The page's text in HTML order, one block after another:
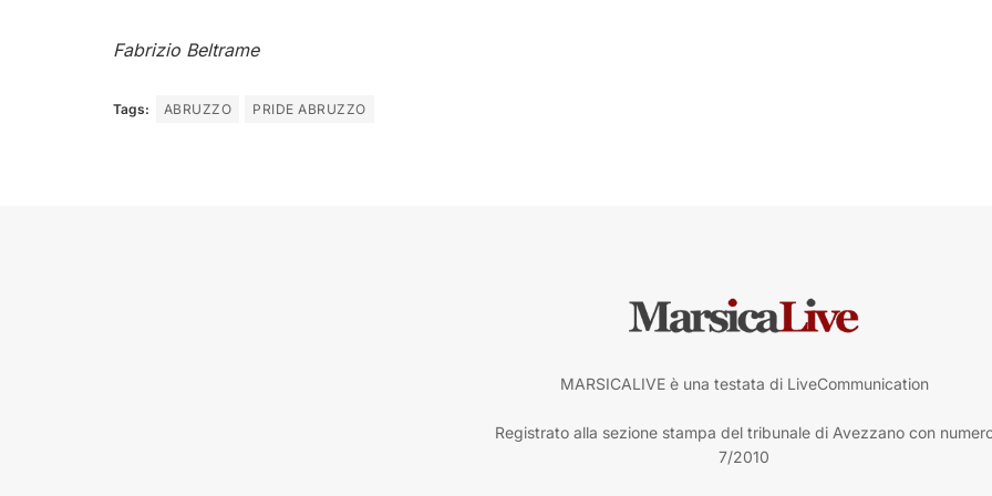
Fabrizio Beltrame
Tags: ABRUZZO PRIDE ABRUZZO
MARSICALIVE è una testata di LiveCommunication
Registrato alla sezione stampa del tribunale di Avezzano con
7/2010